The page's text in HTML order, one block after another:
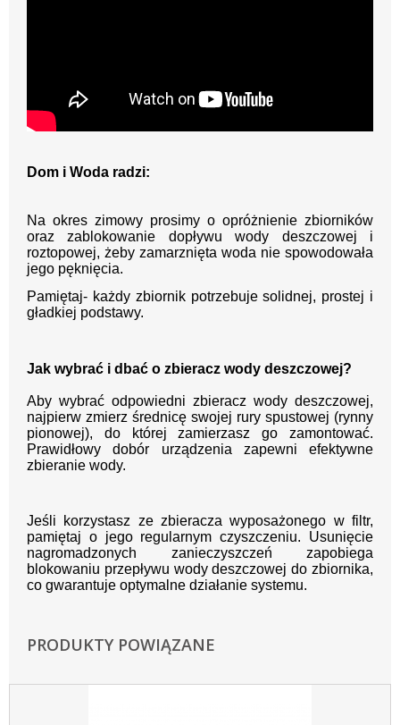
Dom i Woda radzi:
Na okres zimowy prosimy o opróżnienie zbiorników
oraz zablokowanie dopływu wody deszczowej i
roztopowej, żeby zamarznięta woda nie spowodowała
jego pęknięcia.
Pamiętaj- każdy zbiornik potrzebuje solidnej, prostej i
gładkiej podstawy.
Jak wybrać i dbać o zbieracz wody deszczowej?
Aby wybrać odpowiedni zbieracz wody deszczowej,
najpierw zmierz średnicę swojej rury spustowej (rynny
pionowej), do której zamierzasz go zamontować.
Prawidłowy dobór urządzenia zapewni efektywne
zbieranie wody.
Jeśli korzystasz ze zbieracza wyposażonego w filtr,
pamiętaj o jego regularnym czyszczeniu. Usunięcie
nagromadzonych zanieczyszczeń zapobiega
blokowaniu przepływu wody deszczowej do zbiornika,
co gwarantuje optymalne działanie systemu.
PRODUKTY POWIĄZANE